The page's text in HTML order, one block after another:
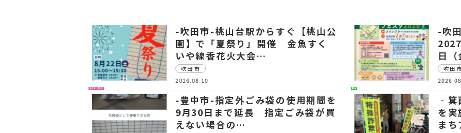
子育て・教育
-吹田市-桃山台駅からすぐ【桃山公
園】で「夏祭り」開催 金魚すく
いや線香花火大会…
吹田市
2026.08.10
生活
-吹
日
吹田
-豊中市-指定外ごみ袋の使用期間を
9月30日まで延長 指定ごみ袋が買
えない場合の…
‐箕
を実
ま